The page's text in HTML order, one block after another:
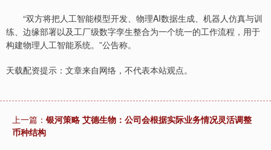
“双方将把人工智能模型开发、物理AI数据生成、机器人仿真与训
练、边缘部署以及工厂级数字孪生整合为一个统一的工作流程，用于
构建物理人工智能系统。”公告称。
天载配资提示：文章来自网络，不代表本站观点。
上一篇： 银河策略 艾德生物：公司会根据实际业务情况灵活调整
币种结构